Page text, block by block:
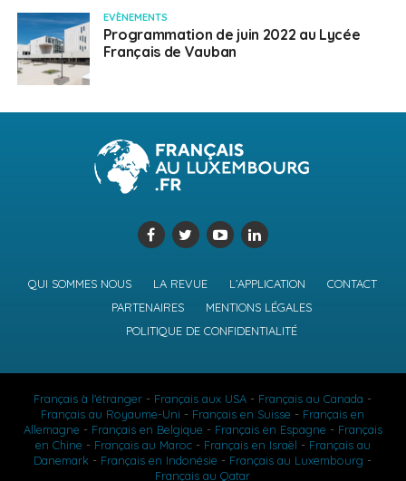
EVÈNEMENTS
Programmation de juin 2022 au Lycée
Français de Vauban
QUI SOMMES NOUS LA REVUE L’APPLICATION
CONTACT
PARTENAIRES
MENTIONS LÉGALES
POLITIQUE DE CONFIDENTIALITÉ
Français à l'étranger - Français aux USA - Français au Canada -
Français au Royaume-Uni - Français en Suisse - Français en
Allemagne - Français en Belgique - Français en Espagne - Français
en Chine - Français au Maroc- Français en Israël - Français au
Danemark - Français en Indonésie - Français au Luxembourg -
Français au Qatar